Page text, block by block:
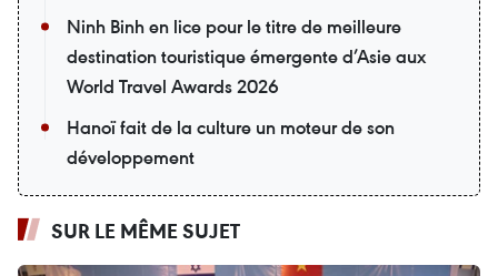
Ninh Binh en lice pour le titre de meilleure
destination touristique émergente d’Asie aux
World Travel Awards 2026
Hanoï fait de la culture un moteur de son
développement
SUR LE MÊME SUJET